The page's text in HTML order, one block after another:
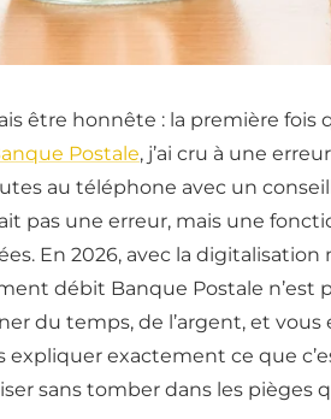
être honnête : la première fois
Postale, j’ai cru à une
au téléphone avec un
pas une erreur, mais une
En 2026, avec la
débit Banque Postale n’est
du temps, de l’argent, et vous
expliquer exactement ce que
sans tomber dans les pièges